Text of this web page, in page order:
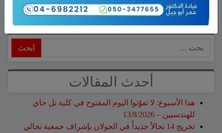
نشر فياقتصاد
أحدث المقالات
هذا الأسبوع: لا تفوّتوا اليوم المفتوح في كلية تل حاي
للهندسيين – 13/8/2026
تخريج 14 نحالاً جديداً في الجولان بإشراف جمعية نحالي